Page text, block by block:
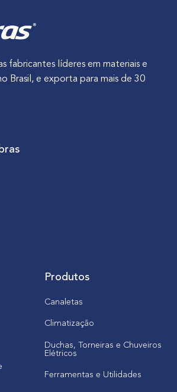
fabricantes líderes em materiais e
Brasil, e exporta para mais de 30
Produtos
Canaletas
Climatização
Duchas, Torneiras e Chuveiros
Elétricos
Ferramentas e Utilidades